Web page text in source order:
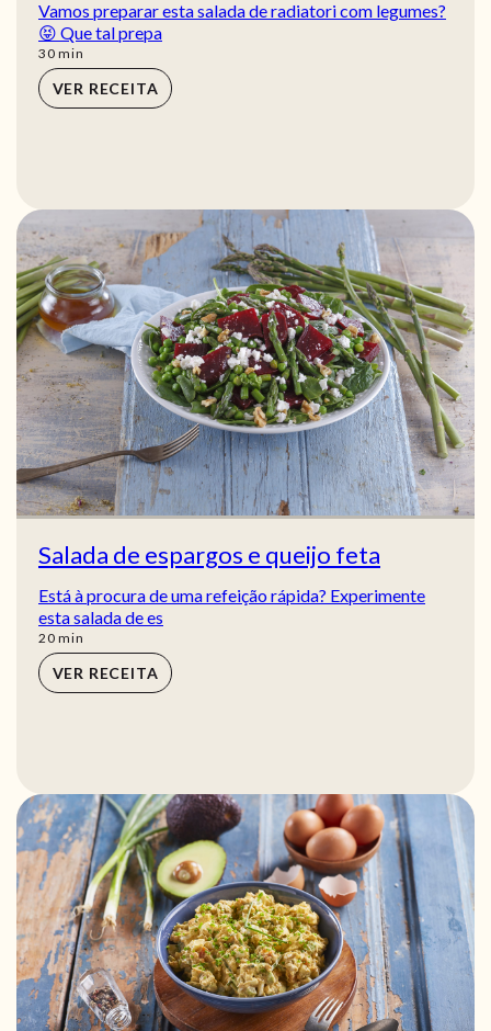
Vamos preparar esta salada de radiatori com legumes?
😝 Que tal prepa
30min
min
VER RECEITA
Salada de espargos e queijo feta
Está à procura de uma refeição rápida? Experimente
esta salada de es
20min
min
VER RECEITA